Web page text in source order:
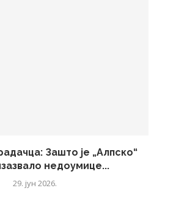
Зашто је „Алпско“
недоумице...
29. јун 2026.